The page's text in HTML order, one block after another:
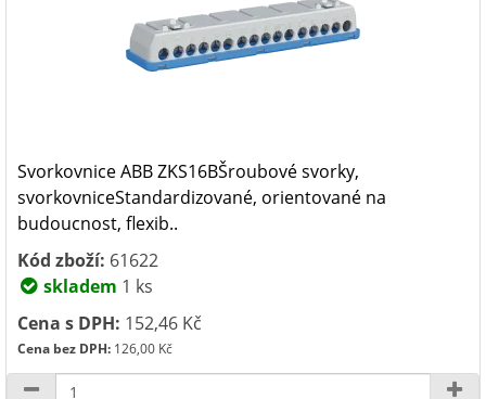
Svorkovnice ABB ZKS16BŠroubové svorky,
svorkovniceStandardizované, orientované na
budoucnost, flexib..
Kód zboží: 61622
skladem 1 ks
Cena s DPH: 152,46 Kč
Cena bez DPH: 126,00 Kč